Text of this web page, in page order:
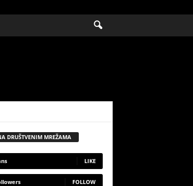
DRUŠTVENIM MREŽAMA
LIKE
FOLLOW